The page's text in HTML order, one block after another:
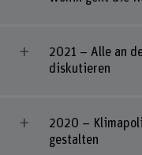
2021 – Alle an
diskutieren
2020 –
gestalten